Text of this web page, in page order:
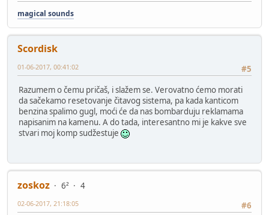
magical sounds
Scordisk
#5
01-06-2017, 00:41:02
Razumem o čemu pričaš, i slažem se. Verovatno ćemo morati
da sačekamo resetovanje čitavog sistema, pa kada kanticom
benzina spalimo gugl, moći će da nas bombarduju reklamama
napisanim na kamenu. A do tada, interesantno mi je kakve sve
stvari moj komp sudžestuje
zoskoz 6²
4
#6
02-06-2017, 21:18:05